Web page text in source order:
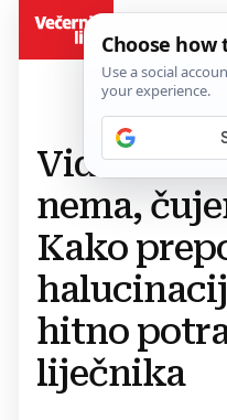
Vidim
nema,
Kako
hitno
liječnika